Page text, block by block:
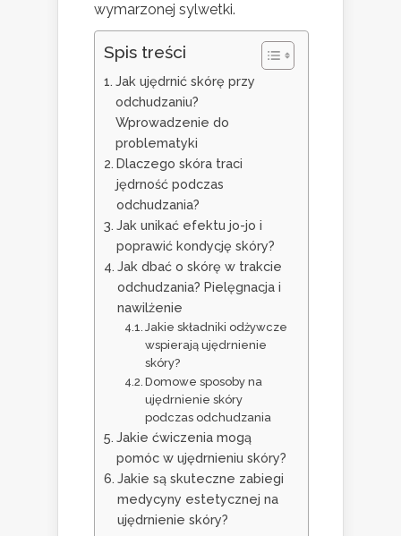
wymarzonej sylwetki.
Spis treści
Jak ujędrnić skórę przy
odchudzaniu?
Wprowadzenie do
problematyki
Dlaczego skóra traci
jędrność podczas
odchudzania?
Jak unikać efektu jo-jo i
poprawić kondycję skóry?
Jak dbać o skórę w trakcie
odchudzania? Pielęgnacja i
nawilżenie
Jakie składniki odżywcze
wspierają ujędrnienie
skóry?
Domowe sposoby na
ujędrnienie skóry
podczas odchudzania
Jakie ćwiczenia mogą
pomóc w ujędrnieniu skóry?
Jakie są skuteczne zabiegi
medycyny estetycznej na
ujędrnienie skóry?